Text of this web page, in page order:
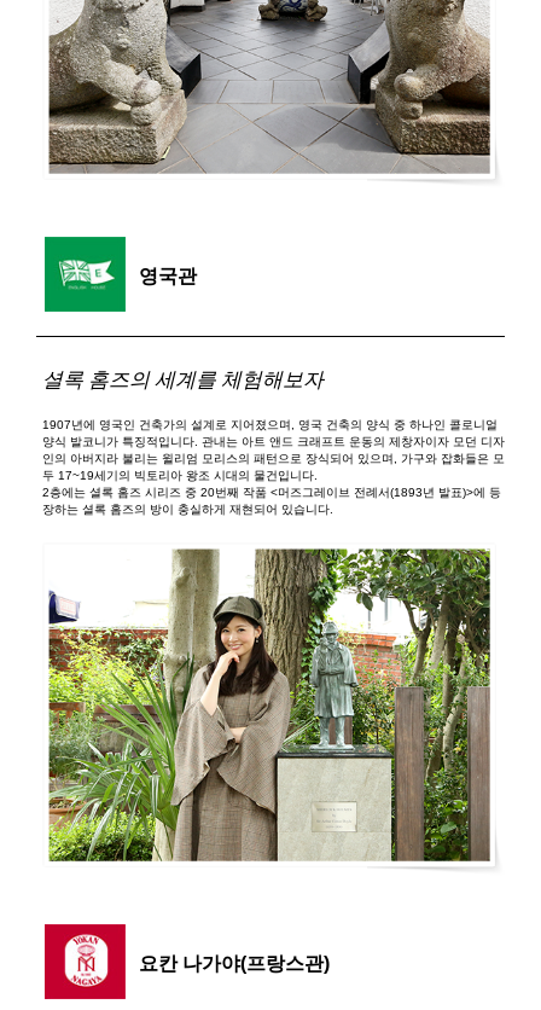
영국관
셜록 홈즈의 세계를 체험해보자
1907년에 영국인 건축가의 설계로 지어졌으며, 영국 건축의 양식 중 하나인 콜로니얼
양식 발코니가 특징적입니다. 관내는 아트 앤드 크래프트 운동의 제창자이자 모던 디자
인의 아버지라 불리는 윌리엄 모리스의 패턴으로 장식되어 있으며, 가구와 잡화들은 모
두 17~19세기의 빅토리아 왕조 시대의 물건입니다.
2층에는 셜록 홈즈 시리즈 중 20번째 작품 <머즈그레이브 전례서(1893년 발표)>에 등
장하는 셜록 홈즈의 방이 충실하게 재현되어 있습니다.
요칸 나가야(프랑스관)